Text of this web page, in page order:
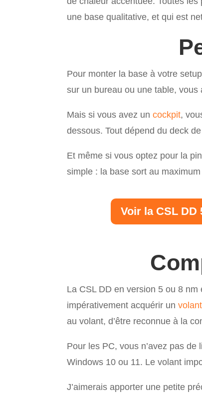
une base qualitative, et qui est
Pour monter la base à votre
sur un bureau ou une table,
Mais si vous avez uncockpit,
dessous. Tout dépend du deck
Et même si vous optez pour la
simple : la base sort au
Voir la CSL DD
La CSL DD en version 5 ou 8
impérativement acquérir un
au volant, d’être reconnue à la
Pour les PC, vous n’avez pas
Windows 10 ou 11. Le volant
J’aimerais apporter une petite